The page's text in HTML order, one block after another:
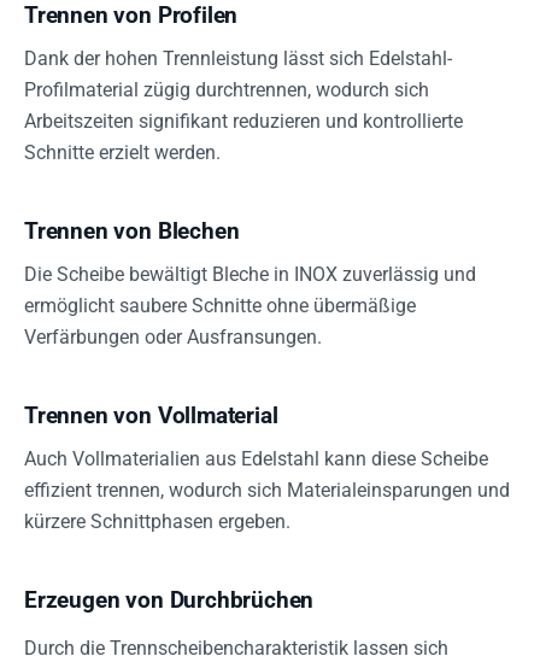
Trennen von Profilen
Dank der hohen Trennleistung lässt sich Edelstahl-
Profilmaterial zügig durchtrennen, wodurch sich
Arbeitszeiten signifikant reduzieren und kontrollierte
Schnitte erzielt werden.
Trennen von Blechen
Die Scheibe bewältigt Bleche in INOX zuverlässig und
ermöglicht saubere Schnitte ohne übermäßige
Verfärbungen oder Ausfransungen.
Trennen von Vollmaterial
Auch Vollmaterialien aus Edelstahl kann diese Scheibe
effizient trennen, wodurch sich Materialeinsparungen und
kürzere Schnittphasen ergeben.
Erzeugen von Durchbrüchen
Durch die Trennscheibencharakteristik lassen sich